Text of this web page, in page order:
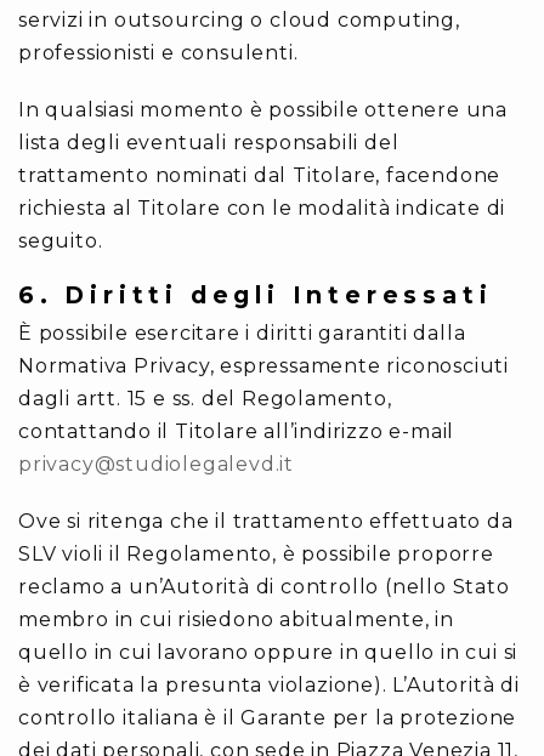
servizi in outsourcing o cloud computing,
professionisti e consulenti.
In qualsiasi momento è possibile ottenere una
lista degli eventuali responsabili del
trattamento nominati dal Titolare, facendone
richiesta al Titolare con le modalità indicate di
seguito.
6. Diritti degli Interessati
È possibile esercitare i diritti garantiti dalla
Normativa Privacy, espressamente riconosciuti
dagli artt. 15 e ss. del Regolamento,
contattando il Titolare all’indirizzo e-mail
privacy@studiolegalevd.it
Ove si ritenga che il trattamento effettuato da
SLV violi il Regolamento, è possibile proporre
reclamo a un’Autorità di controllo (nello Stato
membro in cui risiedono abitualmente, in
quello in cui lavorano oppure in quello in cui si
è verificata la presunta violazione). L’Autorità di
controllo italiana è il Garante per la protezione
dei dati personali, con sede in Piazza Venezia 11,